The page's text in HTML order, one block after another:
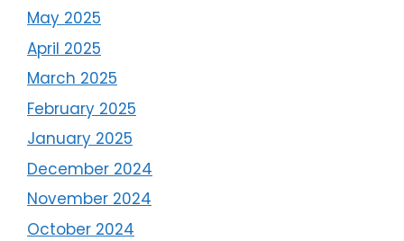
May 2025
April 2025
March 2025
February 2025
January 2025
December 2024
November 2024
October 2024